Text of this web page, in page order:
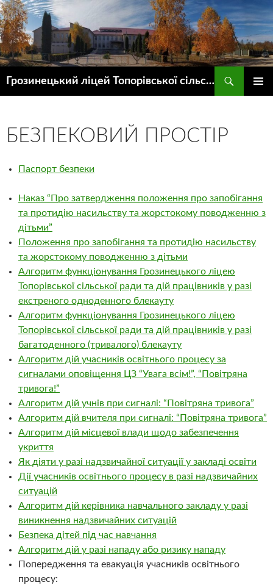
Грозинецький ліцей Топорівської сільської ради
БЕЗПЕКОВИЙ ПРОСТІР
Паспорт безпеки
Наказ “Про затвердження положення про запобігання
та протидію насильству та жорстокому поводженню з
дітьми”
Положення про запобігання та протидію насильству
та жорстокому поводженню з дітьми
Алгоритм функціонування Грозинецького ліцею
Топорівської сільської ради та дій працівників у разі
екстреного одноденного блекауту
Алгоритм функціонування Грозинецького ліцею
Топорівської сільської ради та дій працівників у разі
багатоденного (тривалого) блекауту
Алгоритм дій учасників освітнього процесу за
сигналами оповіщення ЦЗ “Увага всім!”, “Повітряна
тривога!”
Алгоритм дій учнів при сигналі: “Повітряна тривога”
Алгоритм дій вчителя при сигналі: “Повітряна тривога”
Алгоритм дій місцевої влади щодо забезпечення
укриття
Як діяти у разі надзвичайної ситуації у закладі освіти
Дії учасників освітнього процесу в разі надзвичайних
ситуацій
Алгоритм дій керівника навчального закладу у разі
виникнення надзвичайних ситуацій
Безпека дітей під час навчання
Алгоритм дій у разі нападу або ризику нападу
Попередження та евакуація учасників освітнього
процесу: